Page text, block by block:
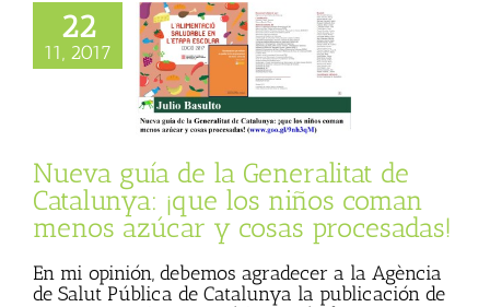
22
11, 2017
guía de la
de Catalunya:
niños coman
BasultoNueva guía de la Generalitat de
Catalunya: ¡que los niños coman
menos azúcar y cosas procesadas!
En mi opinión, debemos agradecer a la Agència
de Salut Pública de Catalunya la publicación de